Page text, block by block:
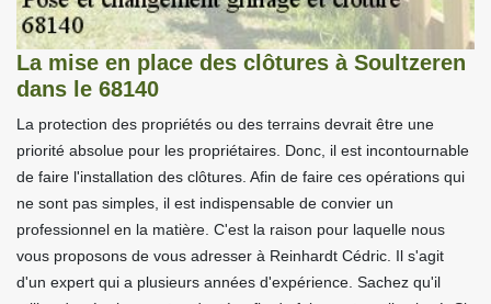
La mise en place des clôtures à Soultzeren
dans le 68140
La protection des propriétés ou des terrains devrait être une
priorité absolue pour les propriétaires. Donc, il est incontournable
de faire l'installation des clôtures. Afin de faire ces opérations qui
ne sont pas simples, il est indispensable de convier un
professionnel en la matière. C'est la raison pour laquelle nous
vous proposons de vous adresser à Reinhardt Cédric. Il s'agit
d'un expert qui a plusieurs années d'expérience. Sachez qu'il